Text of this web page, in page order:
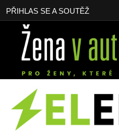
PŘIHLAS SE A SOUTĚŽ